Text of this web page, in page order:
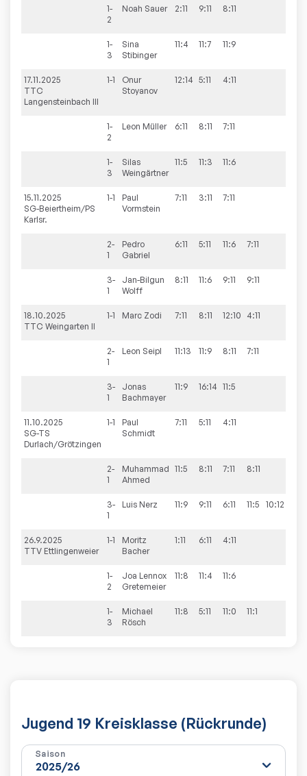
1-
2
Noah Sauer 2:11 9:11 8:11
1-
3
Sina
Stibinger
11:4 11:7 11:9
17.11.2025
TTC
Langensteinbach III
1-1
Onur
Stoyanov
12:14 5:11 4:11
1-
2
Leon Müller 6:11 8:11 7:11
1-
3
Silas
Weingärtner
11:5 11:3 11:6
15.11.2025
SG-Beiertheim/PS
Karlsr.
1-1
Paul
Vormstein
7:11 3:11 7:11
2-
1
Pedro
Gabriel
6:11 5:11 11:6 7:11
3-
1
Jan-Bilgun
Wolff
8:11 11:6 9:11 9:11
18.10.2025
TTC Weingarten II
1-1 Marc Zodi 7:11 8:11 12:10 4:11
2-
1
Leon Seipl 11:13 11:9 8:11 7:11
3-
1
Jonas
Bachmayer
11:9 16:14 11:5
11.10.2025
SG-TS
Durlach/Grötzingen
1-1
Paul
Schmidt
7:11 5:11 4:11
2-
1
Muhammad
Ahmed
11:5 8:11 7:11 8:11
3-
1
Luis Nerz 11:9 9:11 6:11 11:5 10:12
26.9.2025
TTV Ettlingenweier
1-1
Moritz
Bacher
1:11 6:11 4:11
1-
2
Joa Lennox
Gretemeier
11:8 11:4 11:6
1-
3
Michael
Rösch
11:8 5:11 11:0 11:1
Jugend 19 Kreisklasse (Rückrunde)
Saison